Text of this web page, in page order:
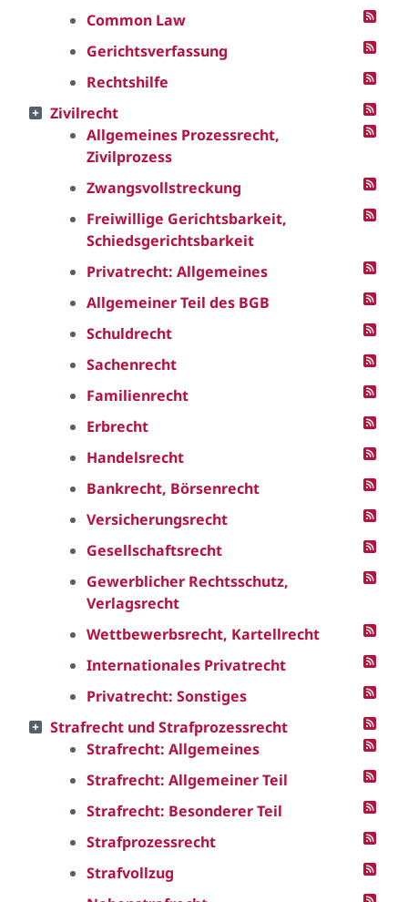
Common Law
Gerichtsverfassung
Rechtshilfe
Zivilrecht
Allgemeines Prozessrecht,
Zivilprozess
Zwangsvollstreckung
Freiwillige Gerichtsbarkeit,
Schiedsgerichtsbarkeit
Privatrecht: Allgemeines
Allgemeiner Teil des BGB
Schuldrecht
Sachenrecht
Familienrecht
Erbrecht
Handelsrecht
Bankrecht, Börsenrecht
Versicherungsrecht
Gesellschaftsrecht
Gewerblicher Rechtsschutz,
Verlagsrecht
Wettbewerbsrecht, Kartellrecht
Internationales Privatrecht
Privatrecht: Sonstiges
Strafrecht und Strafprozessrecht
Strafrecht: Allgemeines
Strafrecht: Allgemeiner Teil
Strafrecht: Besonderer Teil
Strafprozessrecht
Strafvollzug